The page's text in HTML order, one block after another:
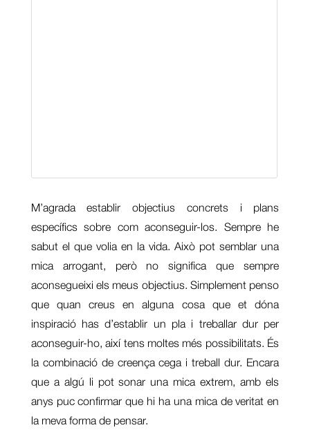
M’agrada establir objectius concrets i plans
específics sobre com aconseguir-los. Sempre he
sabut el que volia en la vida. Això pot semblar una
mica arrogant, però no significa que sempre
aconsegueixi els meus objectius. Simplement penso
que quan creus en alguna cosa que et dóna
inspiració has d’establir un pla i treballar dur per
aconseguir-ho, així tens moltes més possibilitats. És
la combinació de creença cega i treball dur. Encara
que a algú li pot sonar una mica extrem, amb els
anys puc confirmar que hi ha una mica de veritat en
la meva forma de pensar.